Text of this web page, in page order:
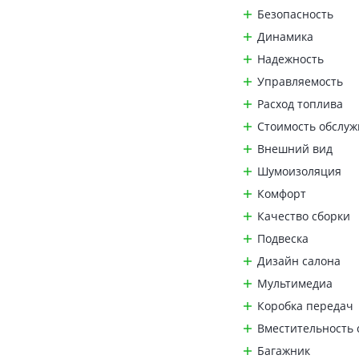
Безопасность
Динамика
Надежность
Управляемость
Расход топлива
Стоимость
Внешний вид
Шумоизоляция
Комфорт
Качество сборки
Подвеска
Дизайн салона
Мультимедиа
Коробка передач
Вместительность
Багажник